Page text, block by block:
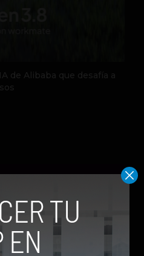
de Alibaba que desafía a